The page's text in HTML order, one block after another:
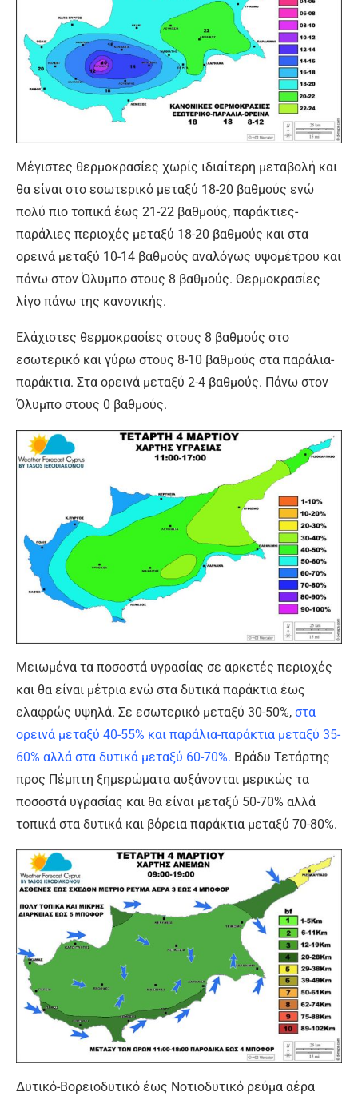
Μέγιστες θερμοκρασίες χωρίς ιδιαίτερη μεταβολή και
θα είναι στο εσωτερικό μεταξύ 18-20 βαθμούς ενώ
πολύ πιο τοπικά έως 21-22 βαθμούς, παράκτιες-
παράλιες περιοχές μεταξύ 18-20 βαθμούς και στα
ορεινά μεταξύ 10-14 βαθμούς αναλόγως υψομέτρου και
πάνω στον Όλυμπο στους 8 βαθμούς. Θερμοκρασίες
λίγο πάνω της κανονικής.
Ελάχιστες θερμοκρασίες στους 8 βαθμούς στο
εσωτερικό και γύρω στους 8-10 βαθμούς στα παράλια-
παράκτια. Στα ορεινά μεταξύ 2-4 βαθμούς. Πάνω στον
Όλυμπο στους 0 βαθμούς.
Μειωμένα τα ποσοστά υγρασίας σε αρκετές περιοχές
και θα είναι μέτρια ενώ στα δυτικά παράκτια έως
ελαφρώς υψηλά. Σε εσωτερικό μεταξύ 30-50%, στα
ορεινά μεταξύ 40-55% και παράλια-παράκτια μεταξύ 35-
60% αλλά στα δυτικά μεταξύ 60-70%. Βράδυ Τετάρτης
προς Πέμπτη ξημερώματα αυξάνονται μερικώς τα
ποσοστά υγρασίας και θα είναι μεταξύ 50-70% αλλά
τοπικά στα δυτικά και βόρεια παράκτια μεταξύ 70-80%.
Δυτικό-Βορειοδυτικό έως Νοτιοδυτικό ρεύμα αέρα